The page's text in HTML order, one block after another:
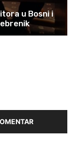
u Bosni i